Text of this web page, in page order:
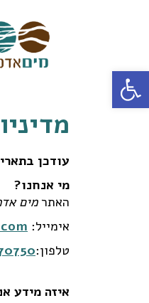
פתח סרגל נגישות
עודכן בתאריך: 15/08/
מי אנחנו?
האתרמים
אימייל:
טלפון:
איזה מידע